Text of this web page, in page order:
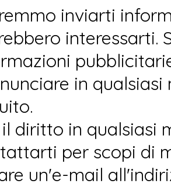
inviarti
interessarti.
in
diritto in qualsiasi
per scopi di
un'e-mail